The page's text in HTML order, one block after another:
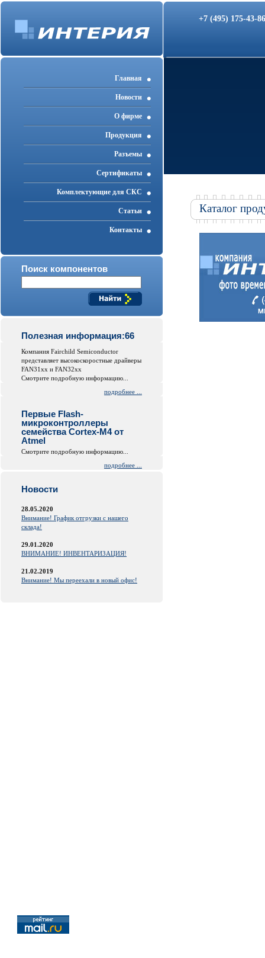
+7 (495) 175-43-
Главная
Новости
О фирме
Продукция
Разъемы
Cертификаты
Комплектующие для СКС
Статьи
Контакты
Поиск компонентов
Полезная информация:66
Компания Fairchild Semiconductor
представляет высокоскоростные драйверы
FAN31xx и FAN32xx
Смотрите подробную информацию...
подробнее ...
Первые Flash-
микроконтроллеры
семейства Cortex-M4 от
Atmel
Смотрите подробную информацию...
подробнее ...
Новости
28.05.2020
Внимание! График отгрузки с нашего
склада!
29.01.2020
ВНИМАНИЕ! ИНВЕНТАРИЗАЦИЯ!
21.02.2019
Внимание! Мы переехали в новый офис!
Каталог